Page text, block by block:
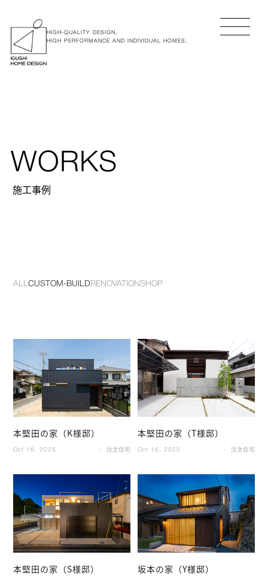
HIGH-QUALITY DESIGN,
HIGH PERFORMANCE AND INDIVIDUAL HOMES.
WORKS
施工事例
ALLCUSTOM-BUILD RENOVATIONSHOP
本堅田の家（K様邸）
Oct 16, 2025 注文住宅
本堅田の家（T様邸）
Oct 16, 2025 注文住宅
本堅田の家（S様邸） 坂本の家（Y様邸）